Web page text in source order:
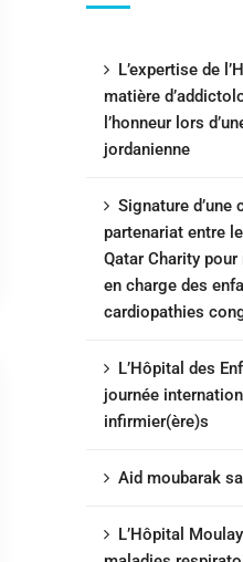
L’expertise de
matière
l’honneur lors
jordanienne
Signature d’une
partenariat entre
Qatar Charity
en charge des
cardiopathies
L’Hôpital des
journée
infirmier(ère)s
Aid moubarak
L’Hôpital